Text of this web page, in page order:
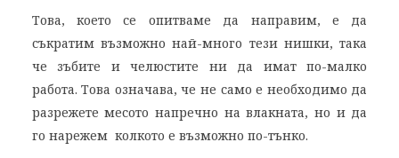
Това, което се опитваме да направим, е да
съкратим възможно най-много тези нишки, така
че зъбите и челюстите ни да имат по-малко
работа. Това означава, че не само е необходимо да
разрежете месото напречно на влакната, но и да
го нарежем колкото е възможно по-тънко.